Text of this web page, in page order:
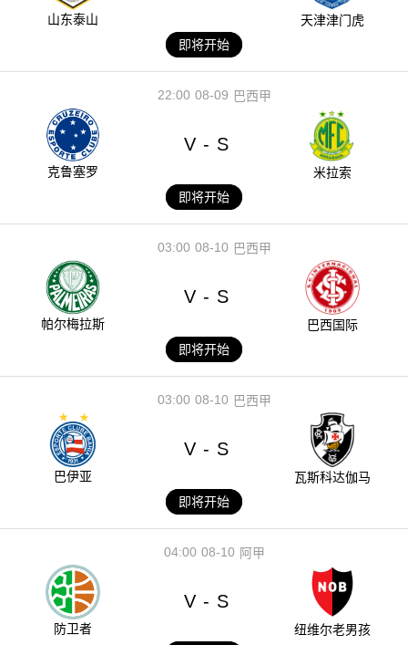
山东泰山
天津津门虎
即将开始
08-09
22:00 巴西甲
克鲁塞罗
V - S
米拉索
即将开始
08-10
03:00 巴西甲
帕尔梅拉斯
V - S
巴西国际
即将开始
08-10
03:00 巴西甲
巴伊亚
V - S
瓦斯科达伽马
即将开始
08-10
04:00 阿甲
防卫者
V - S
纽维尔老男孩